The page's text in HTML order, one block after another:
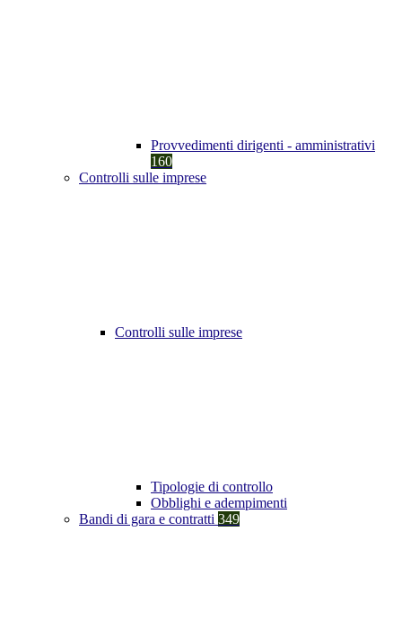
Provvedimenti dirigenti - amministrativi
160
Controlli sulle imprese
Controlli sulle imprese
Tipologie di controllo
Obblighi e adempimenti
Bandi di gara e contratti 349